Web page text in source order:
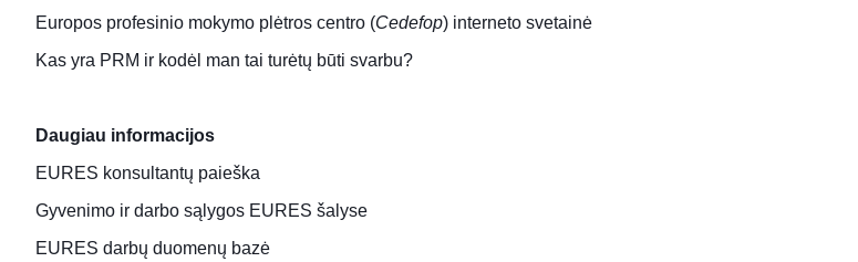
Europos profesinio mokymo plėtros centro (Cedefop) interneto svetainė
Kas yra PRM ir kodėl man tai turėtų būti svarbu?
Daugiau informacijos
EURES konsultantų paieška
Gyvenimo ir darbo sąlygos EURES šalyse
EURES darbų duomenų bazė